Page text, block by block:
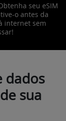
seu eSIM
o antes da
internet sem
dados
sua